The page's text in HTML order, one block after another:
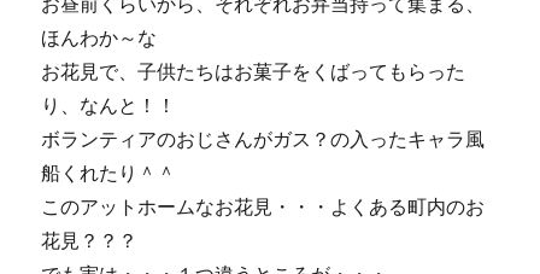
に
ほんわか～な
お花見で、子供たちはお菓子をくばってもらった
り、なんと！！
ボランティアのおじさんがガス？の入ったキャラ風
船くれたり＾＾
このアットホームなお花見・・・よくある町内のお
花見？？？